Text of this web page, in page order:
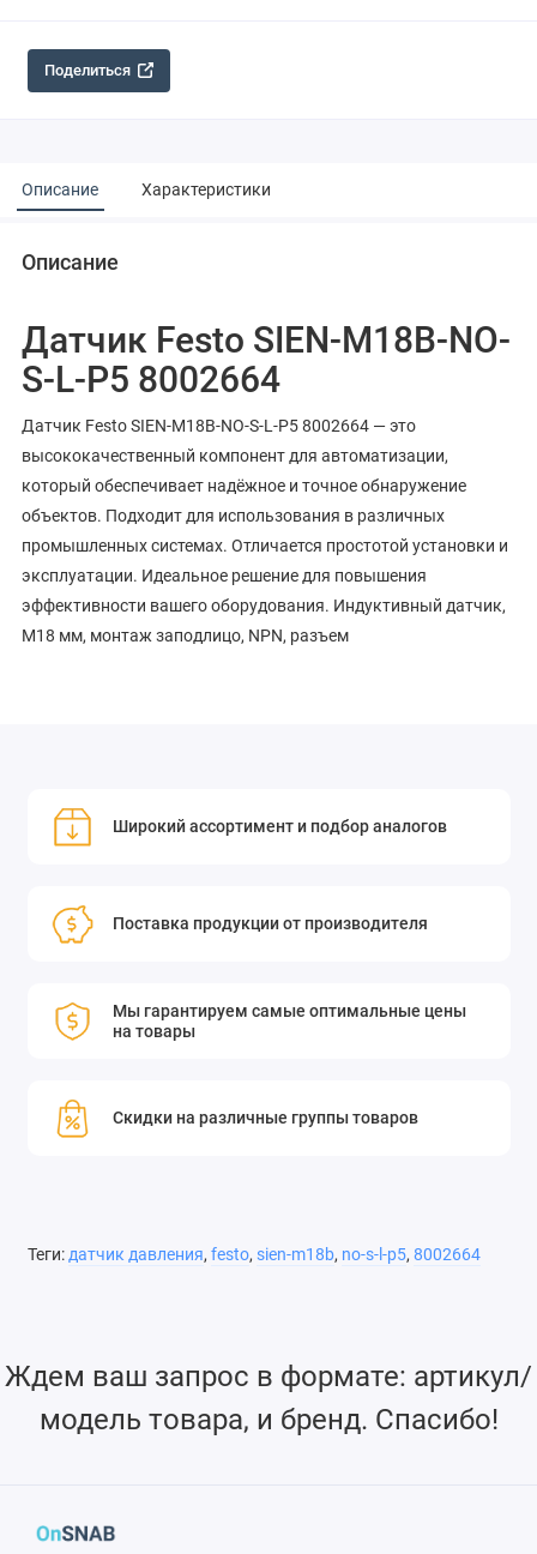
Поделиться
Описание Характеристики
Описание
Датчик Festo SIEN-M18B-NO-
S-L-P5 8002664
Датчик Festo SIEN-M18B-NO-S-L-P5 8002664 — это
высококачественный компонент для автоматизации,
который обеспечивает надёжное и точное обнаружение
объектов. Подходит для использования в различных
промышленных системах. Отличается простотой установки и
эксплуатации. Идеальное решение для повышения
эффективности вашего оборудования. Индуктивный датчик,
M18 мм, монтаж заподлицо, NPN, разъем
Широкий ассортимент и подбор аналогов
Поставка продукции от производителя
Мы гарантируем самые оптимальные цены
на товары
Скидки на различные группы товаров
Теги:датчик давления, festo, sien-m18b, no-s-l-p5, 8002664
Ждем ваш запрос в формате: артикул/
модель товара, и бренд. Спасибо!